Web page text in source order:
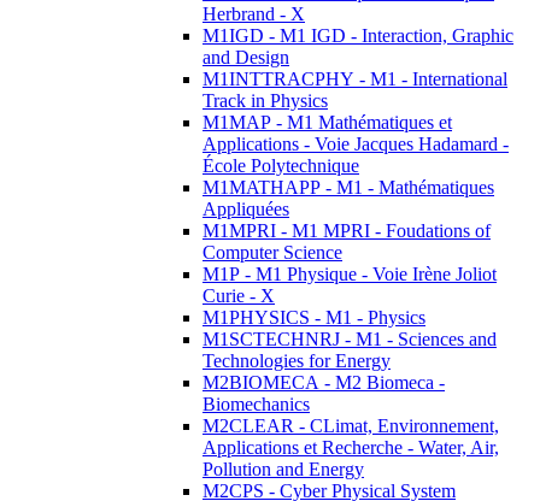
Herbrand - X
M1IGD - M1 IGD - Interaction, Graphic
and Design
M1INTTRACPHY - M1 - International
Track in Physics
M1MAP - M1 Mathématiques et
Applications - Voie Jacques Hadamard -
École Polytechnique
M1MATHAPP - M1 - Mathématiques
Appliquées
M1MPRI - M1 MPRI - Foudations of
Computer Science
M1P - M1 Physique - Voie Irène Joliot
Curie - X
M1PHYSICS - M1 - Physics
M1SCTECHNRJ - M1 - Sciences and
Technologies for Energy
M2BIOMECA - M2 Biomeca -
Biomechanics
M2CLEAR - CLimat, Environnement,
Applications et Recherche - Water, Air,
Pollution and Energy
M2CPS - Cyber Physical System